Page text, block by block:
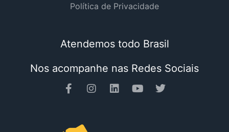
Política de Privacidade
Atendemos todo Brasil
Nos acompanhe nas Redes Sociais